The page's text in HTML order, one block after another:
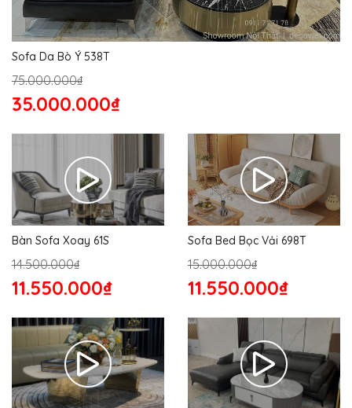
Sofa Da Bò Ý 538T
75.000.000₫
35.000.000₫
Bàn Sofa Xoay 61S
14.500.000₫
11.550.000₫
Sofa Bed Bọc Vải 698T
15.000.000₫
11.550.000₫